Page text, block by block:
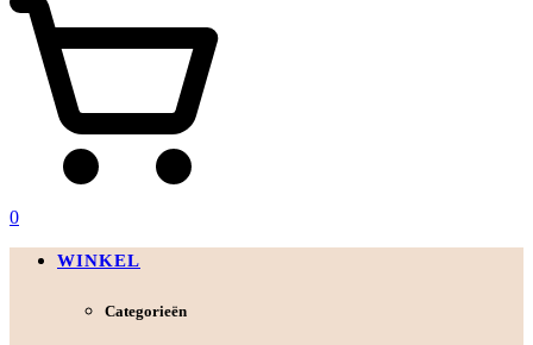
0
WINKEL
Categorieën